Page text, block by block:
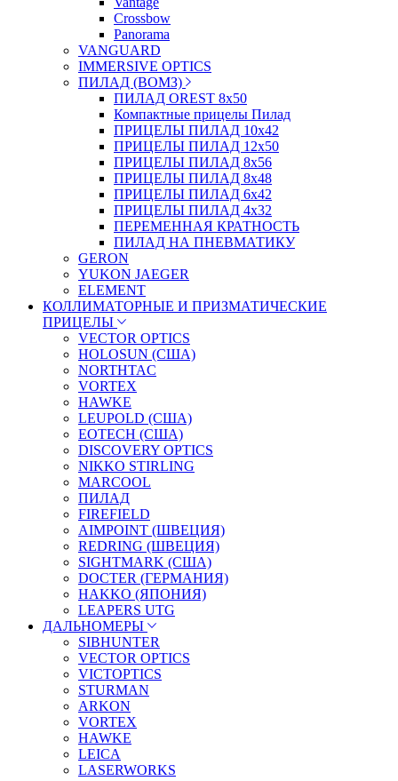
Crossbow
Panorama
VANGUARD
IMMERSIVE OPTICS
ПИЛАД (ВОМЗ)
ПИЛАД OREST 8х50
Компактные прицелы Пилад
ПРИЦЕЛЫ ПИЛАД 10х42
ПРИЦЕЛЫ ПИЛАД 12х50
ПРИЦЕЛЫ ПИЛАД 8х56
ПРИЦЕЛЫ ПИЛАД 8х48
ПРИЦЕЛЫ ПИЛАД 6х42
ПРИЦЕЛЫ ПИЛАД 4х32
ПЕРЕМЕННАЯ КРАТНОСТЬ
ПИЛАД НА ПНЕВМАТИКУ
GERON
YUKON JAEGER
ELEMENT
КОЛЛИМАТОРНЫЕ И ПРИЗМАТИЧЕСКИЕ
ПРИЦЕЛЫ
VECTOR OPTICS
HOLOSUN (США)
NORTHTAC
VORTEX
HAWKE
LEUPOLD (США)
EOTECH (США)
DISCOVERY OPTICS
NIKKO STIRLING
MARCOOL
ПИЛАД
FIREFIELD
AIMPOINT (ШВЕЦИЯ)
REDRING (ШВЕЦИЯ)
SIGHTMARK (США)
DOCTER (ГЕРМАНИЯ)
HAKKO (ЯПОНИЯ)
LEAPERS UTG
ДАЛЬНОМЕРЫ
SIBHUNTER
VECTOR OPTICS
VICTOPTICS
STURMAN
ARKON
VORTEX
HAWKE
LEICA
LASERWORKS